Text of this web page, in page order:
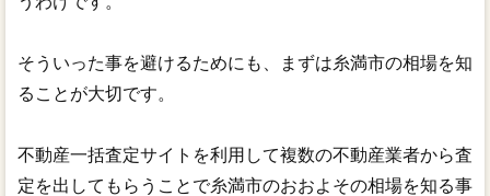
そういった事を避けるためにも、まずは糸満市の相場を知
ることが大切です。
不動産一括査定サイトを利用して複数の不動産業者から査
定を出してもらうことで糸満市のおおよその相場を知る事